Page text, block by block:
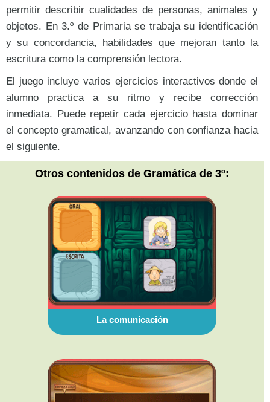
permitir describir cualidades de personas, animales y
objetos. En 3.º de Primaria se trabaja su identificación
y su concordancia, habilidades que mejoran tanto la
escritura como la comprensión lectora.
El juego incluye varios ejercicios interactivos donde el
alumno practica a su ritmo y recibe corrección
inmediata. Puede repetir cada ejercicio hasta dominar
el concepto gramatical, avanzando con confianza hacia
el siguiente.
Otros contenidos de Gramática de 3º:
La comunicación